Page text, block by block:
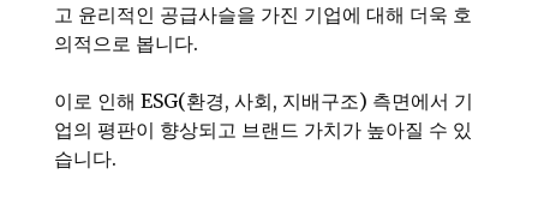
고 윤리적인 공급사슬을 가진 기업에 대해 더욱 호
의적으로 봅니다.
이로 인해 ESG(환경, 사회, 지배구조) 측면에서 기
업의 평판이 향상되고 브랜드 가치가 높아질 수 있
습니다.